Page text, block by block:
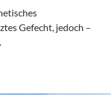
Gefecht, jedoch –